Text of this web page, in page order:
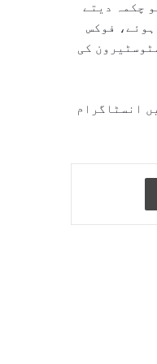
چکمہ دیتے
فوکس
کی
انسٹاگرام